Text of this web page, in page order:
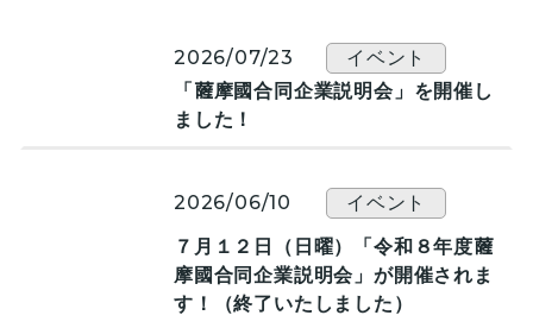
2026/07/23
イベント
「薩󠄀摩國合同企業説明会」を開催し
ました！
2026/06/10
イベント
７月１２日（日曜）「令和８年度薩󠄀
摩國合同企業説明会」が開催されま
す！（終了いたしました）